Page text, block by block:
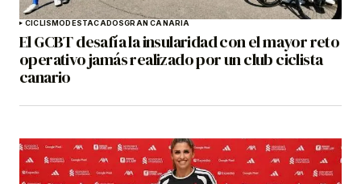
CICLISMODESTACADOSGRAN CANARIA
El GCBT desafía la insularidad con el mayor reto
operativo jamás realizado por un club ciclista
canario